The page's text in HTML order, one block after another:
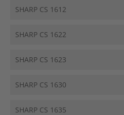
SHARP CS 1612
SHARP CS 1622
SHARP CS 1623
SHARP CS 1630
SHARP CS 1635